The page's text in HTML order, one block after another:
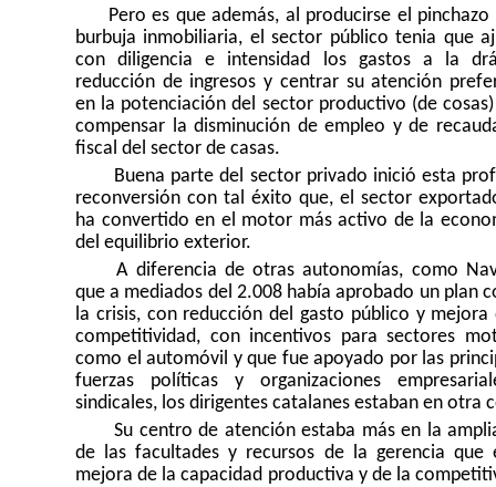
Pero es que además, al producirse el pinchazo
burbuja inmobiliaria, el sector público tenia que
con diligencia e intensidad los gastos a la
reducción de ingresos y centrar su atención
en la potenciación del sector productivo (de
compensar la disminución de empleo y de
fiscal del sector de casas.
Buena parte del sector privado inició esta
reconversión con tal éxito que, el sector
ha convertido en el motor más activo de la
del equilibrio exterior.
A diferencia de otras autonomías, como
que a mediados del 2.008 había aprobado un plan
la crisis, con reducción del gasto público y mejora
competitividad, con incentivos para sectores
como el automóvil y que fue apoyado por las
fuerzas políticas y organizaciones
sindicales, los dirigentes catalanes estaban en otra
Su centro de atención estaba más en la
de las facultades y recursos de la gerencia que
mejora de la capacidad productiva y de la